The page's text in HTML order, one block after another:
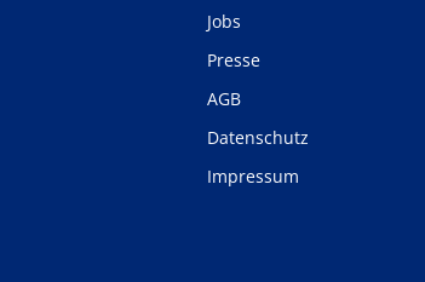
Jobs
Presse
AGB
Datenschutz
Impressum